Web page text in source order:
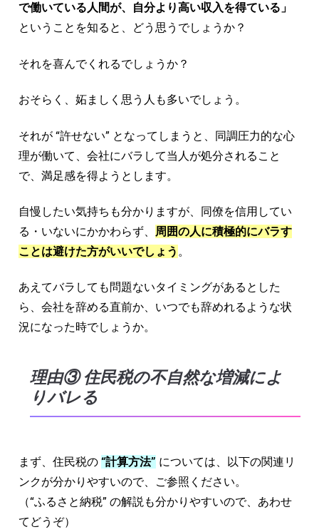
で働いている人間が、自分より高い収入を得ている」
ということを知ると、どう思うでしょうか？
それを喜んでくれるでしょうか？
おそらく、妬ましく思う人も多いでしょう。
それが “許せない” となってしまうと、同調圧力的な心
理が働いて、会社にバラして当人が処分されること
で、満足感を得ようとします。
自慢したい気持ちも分かりますが、同僚を信用してい
る・いないにかかわらず、 周囲の人に積極的にバラす
ことは避けた方がいいでしょう 。
あえてバラしても問題ないタイミングがあるとした
ら、会社を辞める直前か、いつでも辞めれるような状
況になった時でしょうか。
理由③ 住民税の不自然な増減によ
りバレる
まず、住民税の “計算方法” については、以下の関連リ
ンクが分かりやすいので、ご参照ください。
（“ふるさと納税” の解説も分かりやすいので、あわせ
てどうぞ）